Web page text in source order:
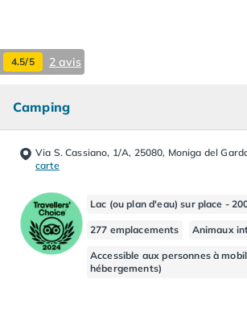
Camping Hossegor
Camping Messanges
Camping Sanguinet
Camping Seignosse
Camping Vieux Boucau les Bains
Camping Pyrénées Atlantiques
Camping Biarritz
Camping Bidart
Camping Hendaye
Camping Saint Jean de Luz
4.5/5 2 avis
Camping
Via S. Cassiano, 1/A, 25080, Moniga del
carte
Lac (ou plan d'eau) sur place -
277 emplacements Animaux
Accessible aux personnes à
hébergements)